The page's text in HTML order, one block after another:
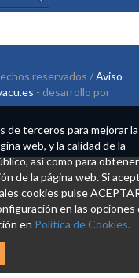
reservados /Aviso
- desarrollo por
de terceros para mejorar la
web, y la calidad de la
así como para obtener
de la página web. Si
cookies pulse
en las opciones
en Política de Cookies.